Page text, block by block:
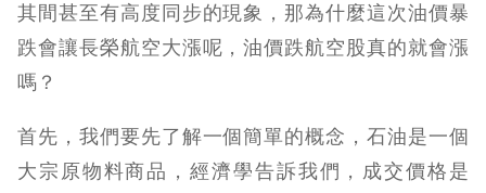
其間甚至有高度同步的現象，那為什麼這次油價暴
跌會讓長榮航空大漲呢，油價跌航空股真的就會漲
嗎？
首先，我們要先了解一個簡單的概念，石油是一個
大宗原物料商品，經濟學告訴我們，成交價格是